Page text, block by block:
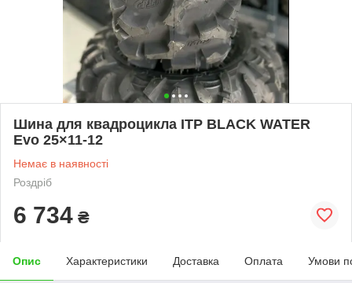
Шина для квадроцикла ITP BLACK WATER
Evo 25×11-12
Немає в наявності
Роздріб
6 734 ₴
Опис Характеристики Доставка Оплата Умови